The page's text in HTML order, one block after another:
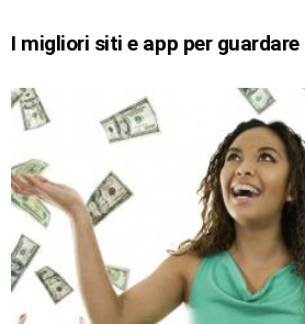
I migliori siti e app per